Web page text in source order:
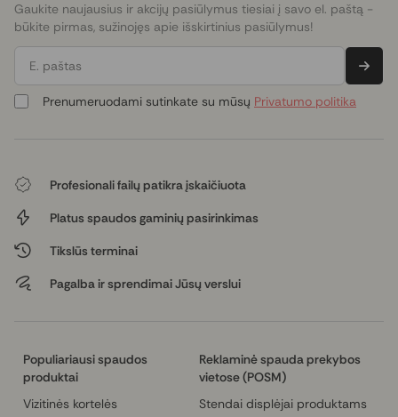
Gaukite naujausius ir akcijų pasiūlymus tiesiai į savo el. paštą -
būkite pirmas, sužinojęs apie išskirtinius pasiūlymus!
E. paštas
Prenumeruodami sutinkate su mūsų Privatumo politika
Profesionali failų patikra įskaičiuota
Platus spaudos gaminių pasirinkimas
Tikslūs terminai
Pagalba ir sprendimai Jūsų verslui
Populiariausi spaudos
produktai
Vizitinės kortelės
Reklaminė spauda prekybos
vietose (POSM)
Stendai displėjai produktams